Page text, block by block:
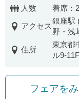
人数
着席：
アクセス
銀座駅
野・浅
住所
東京都
ル9-11F
フェアを